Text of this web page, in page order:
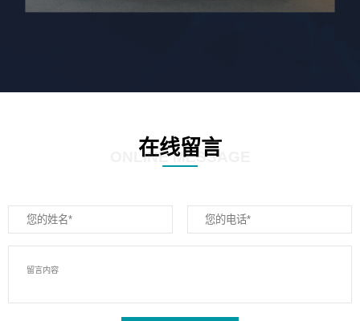
在线留言
ONLINE MESSAGE